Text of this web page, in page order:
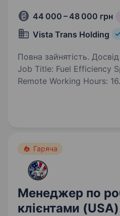
44 000 – 48 000 грн
Vista Trans Holding
Повна зайнятість.
Job Title: Fuel Efficiency
Remote Working Hours:
Гаряча
Менеджер по
клієнтами (USA)